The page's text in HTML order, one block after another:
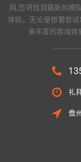
网,您将找到最新的模
体验。无论是想要尝
来丰富的游戏体
礼
儋